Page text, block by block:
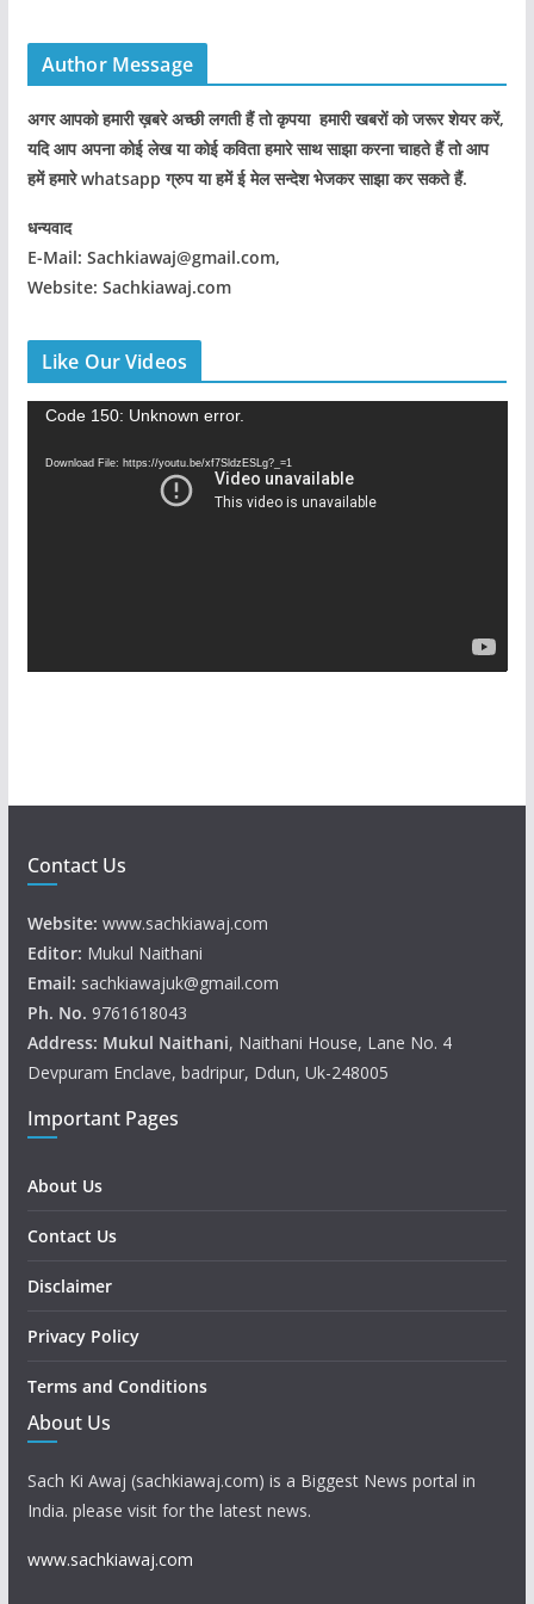
Author Message
अगर आपको हमारी ख़बरे अच्छी लगती हैं तो कृपया हमारी खबरों को जरूर शेयर करें,
यदि आप अपना कोई लेख या कोई कविता हमारे साथ साझा करना चाहते हैं तो आप
हमें हमारे whatsapp ग्रुप या हमें ई मेल सन्देश भेजकर साझा कर सकते हैं.
धन्यवाद
E-Mail: Sachkiawaj@gmail.com,
Website: Sachkiawaj.com
Like Our Videos
Code 150: Unknown error.
Download File: https://youtu.be/xf7SldzESLg?_=1
Contact Us
Website: www.sachkiawaj.com
Editor: Mukul Naithani
Email: sachkiawajuk@gmail.com
Ph. No. 9761618043
Address: Mukul Naithani, Naithani House, Lane No. 4
Devpuram Enclave, badripur, Ddun, Uk-248005
Important Pages
About Us
Contact Us
Disclaimer
Privacy Policy
Terms and Conditions
About Us
Sach Ki Awaj (sachkiawaj.com) is a Biggest News portal in
India. please visit for the latest news.
www.sachkiawaj.com